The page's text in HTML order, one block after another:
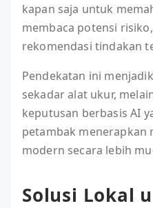
kapan saja untuk
membaca potensi
rekomendasi tindakan
Pendekatan ini
sekadar alat ukur,
keputusan berbasis AI
petambak menerapkan
modern secara lebih
Solusi Lokal